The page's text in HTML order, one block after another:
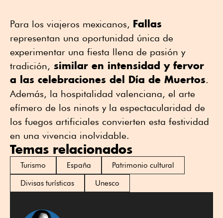
Para los viajeros mexicanos, Fallas
representan una oportunidad única de
experimentar una fiesta llena de pasión y
tradición, similar en intensidad y fervor
a las celebraciones del Día de Muertos.
Además, la hospitalidad valenciana, el arte
efímero de los ninots y la espectacularidad de
los fuegos artificiales convierten esta festividad
en una vivencia inolvidable.
Temas relacionados
Turismo España
Patrimonio cultural
Divisas turísticas
Unesco